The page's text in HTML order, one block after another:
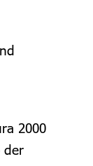
2000
der